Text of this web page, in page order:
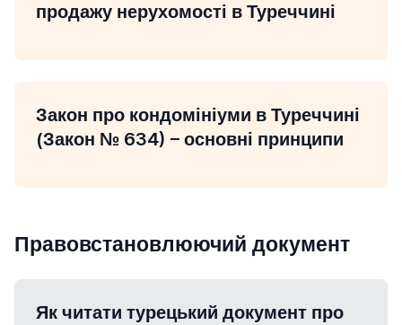
продажу нерухомості в Туреччині
Закон про кондомініуми в Туреччині
(Закон № 634) – основні принципи
Правовстановлюючий документ
Як читати турецький документ про